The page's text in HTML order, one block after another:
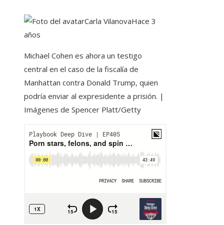
Carla VilanovaHace 3
años
Michael Cohen es ahora un testigo
central en el caso de la fiscalía de
Manhattan contra Donald Trump, quien
podría enviar al expresidente a prisión. |
Imágenes de Spencer Platt/Getty